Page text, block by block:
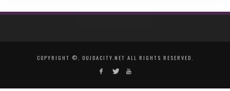
COPYRIGHT ©, OUJDACITY.NET ALL RIGHTS RESERVED.